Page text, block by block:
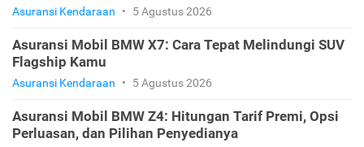
Asuransi Kendaraan • 5 Agustus 2026
Asuransi Mobil BMW X7: Cara Tepat Melindungi SUV
Flagship Kamu
Asuransi Kendaraan • 5 Agustus 2026
Asuransi Mobil BMW Z4: Hitungan Tarif Premi, Opsi
Perluasan, dan Pilihan Penyedianya